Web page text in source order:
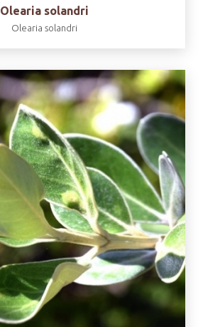
Olearia solandri
Olearia solandri